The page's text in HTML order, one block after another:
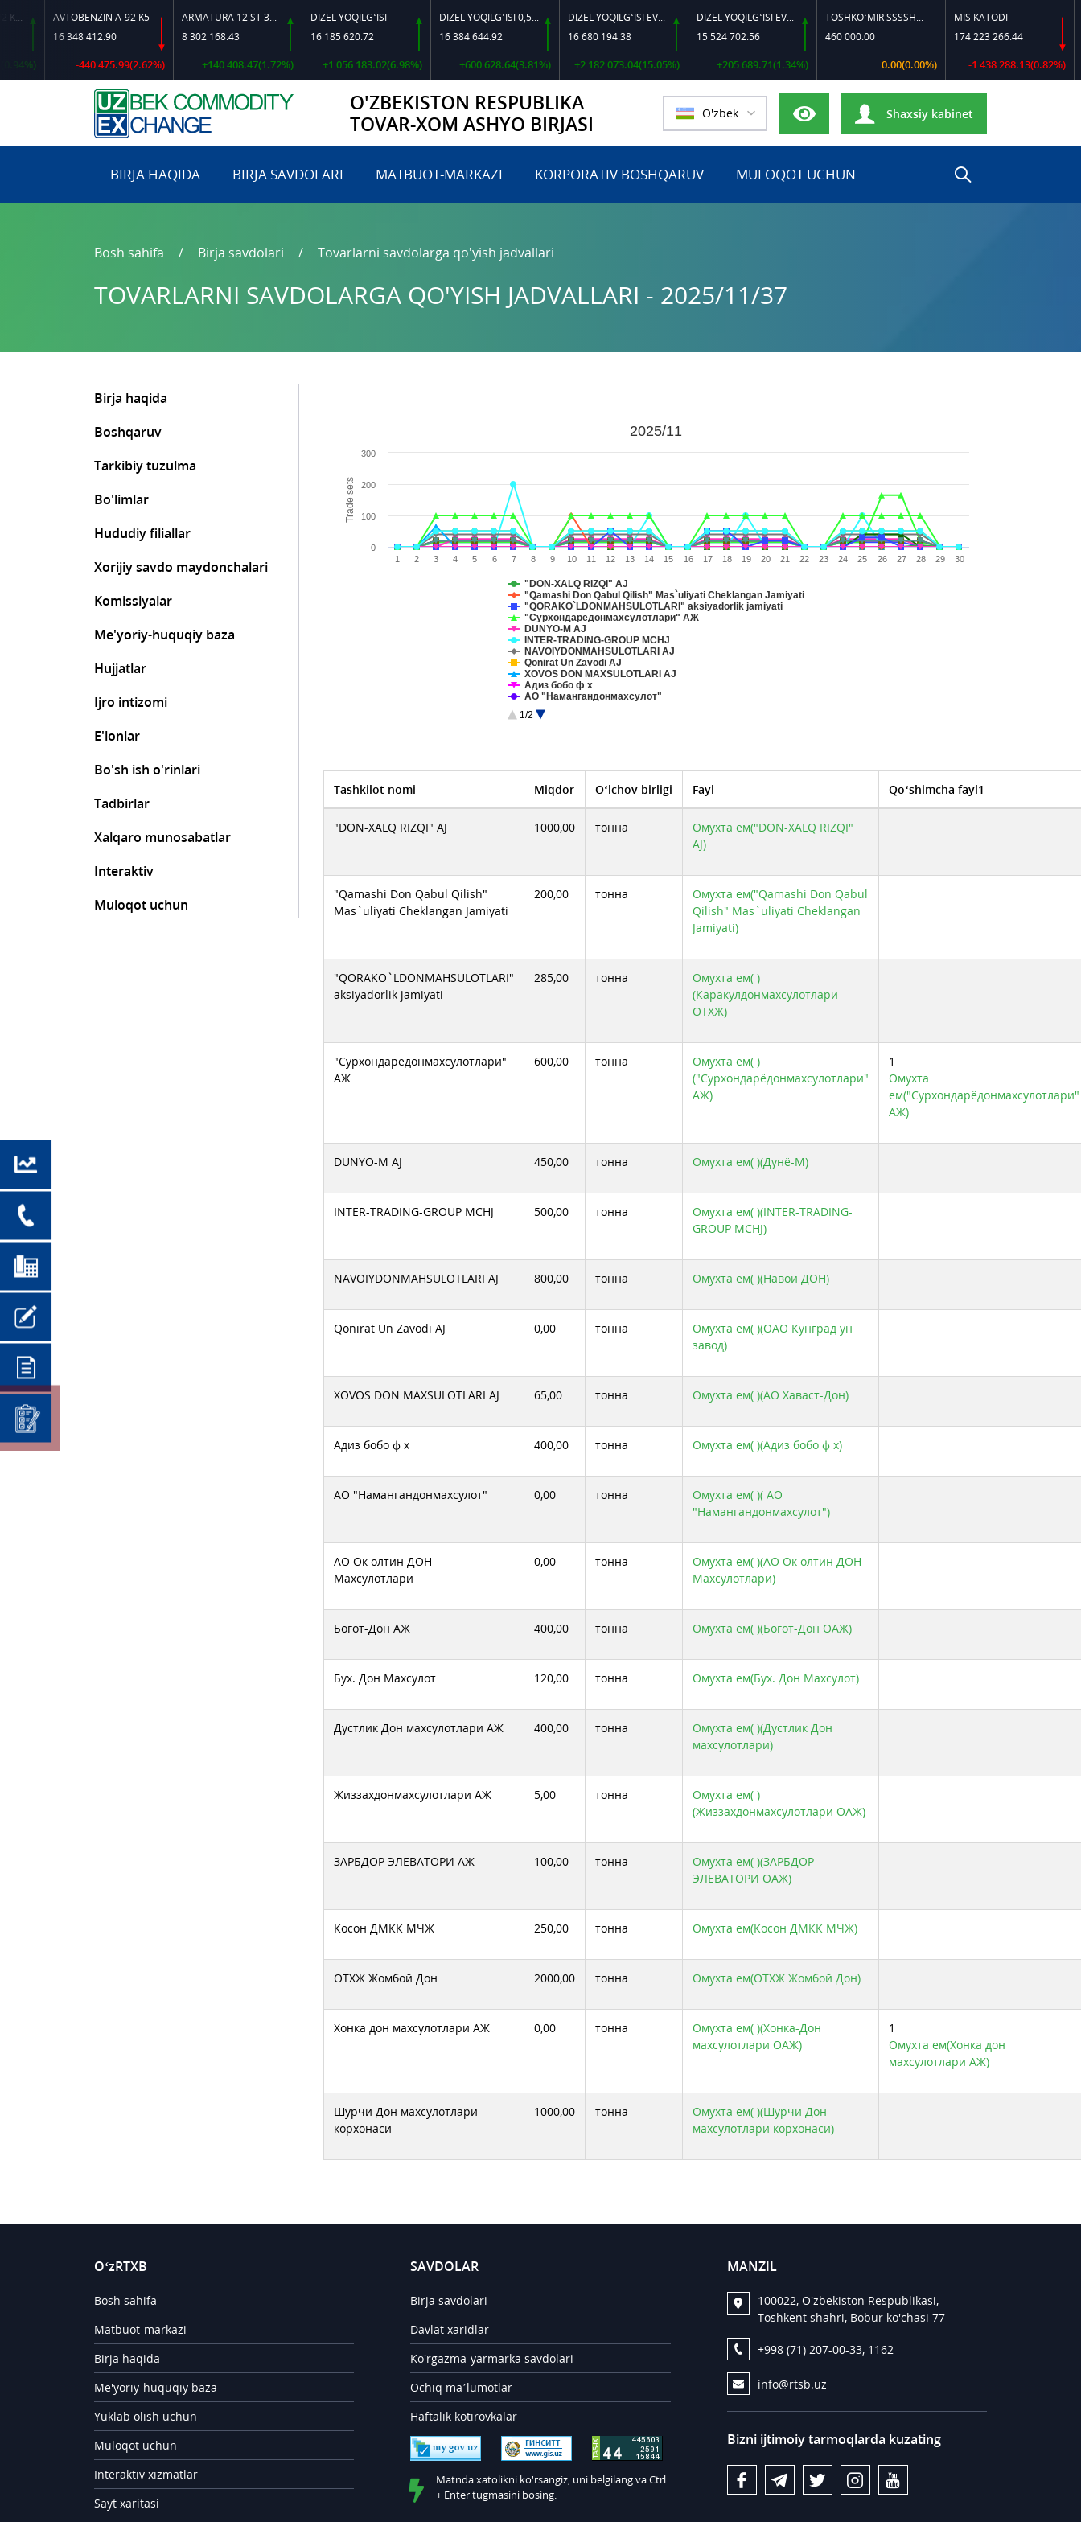
AVTOBENZIN A-92 K5
16 348 412.90
-440 475.99(2.62%)
ARMATURA 12 ST 35 GS O‘LCHAMLI
8 302 168.43
+140 408.47(1.72%)
DIZEL YOQILG‘ISI
16 185 620.72
+1 056 183.02(6.98%)
DIZEL YOQILG‘ISI 0,5-40
16 384 644.92
+600 628.64(3.81%)
DIZEL YOQILG‘ISI EVRO L-K-4
16 680 194.38
+2 182 073.04(15.05%)
DIZEL YOQILG‘ISI EVRO-L II K-4 SSDF
15 524 702.56
+205 689.71(1.34%)
TOSHKO‘MIR SSSSH-13
460 000.00
0.00(0.00%)
MIS KATODI
174 223 266.44
-1 438 288.13(0.82%)
O'ZBEKISTON RESPUBLIKA
TOVAR-XOM ASHYO BIRJASI
O'zbek Shaxsiy kabinet
BIRJA HAQIDA BIRJA SAVDOLARI MATBUOT-MARKAZI KORPORATIV BOSHQARUV MULOQOT UCHUN
Bosh sahifa Birja savdolari Tovarlarni savdolarga qo'yish jadvallari
TOVARLARNI SAVDOLARGA QO'YISH JADVALLARI - 2025/11/37
Birja haqida
Boshqaruv
Tarkibiy tuzulma
Bo'limlar
Hududiy filiallar
Xorijiy savdo maydonchalari
Komissiyalar
Me'yoriy-huquqiy baza
Hujjatlar
Ijro intizomi
E'lonlar
Bo'sh ish o'rinlari
Tadbirlar
Xalqaro munosabatlar
Interaktiv
Muloqot uchun
Trade sets
2025/11
"DON-XALQ RIZQI" AJ
"Qamashi Don Qabul Qilish" Mas`uliyati Cheklangan Jamiyati
"QORAKO`LDONMAHSULOTLARI" aksiyadorlik jamiyati
"Сурхондарёдонмахсулотлари" АЖ
DUNYO-M AJ
INTER-TRADING-GROUP MCHJ
NAVOIYDONMAHSULOTLARI AJ
Qonirat Un Zavodi AJ
XOVOS DON MAXSULOTLARI AJ
Адиз бобо ф х
АО "Намангандонмахсулот"
АО Ок олтин ДОН Махсулотлари
Богот-Дон АЖ
ОТХЖ Жомбой Дон
Хонка дон махсулотлари АЖ
Шурчи Дон махсулотлари корхонаси
1/2
1 2 3 4 5 6 7 8 9 10 11 12 13 14 15 16 17 18 19 20 21 22 23 24 25 26 27 28 29 30
0
100
200
300
Tashkilot nomi Miqdor O‘lchov birligi Fayl Qo‘shimcha fayl1
"DON-XALQ RIZQI" AJ 1000,00 тонна
Омухта ем("DON-XALQ RIZQI"
AJ)
"Qamashi Don Qabul Qilish"
Mas`uliyati Cheklangan Jamiyati
200,00 тонна
Омухта ем("Qamashi Don Qabul
Qilish" Mas`uliyati Cheklangan
Jamiyati)
"QORAKO`LDONMAHSULOTLARI"
aksiyadorlik jamiyati
285,00 тонна
Омухта ем( )
(Каракулдонмахсулотлари
OTXЖ)
"Сурхондарёдонмахсулотлари"
АЖ
600,00 тонна
Омухта ем( )
("Сурхондарёдонмахсулотлари"
АЖ)
1
Омухта
ем("Сурхондарёдонмахсулотлари"
АЖ)
DUNYO-M AJ 450,00 тонна Омухта ем( )(Дунё-М)
INTER-TRADING-GROUP MCHJ 500,00 тонна
Омухта ем( )(INTER-TRADING-
GROUP MCHJ)
NAVOIYDONMAHSULOTLARI AJ 800,00 тонна Омухта ем( )(Навои ДОН)
Qonirat Un Zavodi AJ 0,00 тонна
Омухта ем( )(ОАО Кунград ун
завод)
XOVOS DON MAXSULOTLARI AJ 65,00 тонна Омухта ем( )(АО Хаваст-Дон)
Адиз бобо ф х 400,00 тонна Омухта ем( )(Адиз бобо ф х)
АО "Намангандонмахсулот" 0,00 тонна
Омухта ем( )( АО
"Намангандонмахсулот")
АО Ок олтин ДОН
Махсулотлари
0,00 тонна
Омухта ем( )(АО Ок олтин ДОН
Махсулотлари)
Богот-Дон АЖ 400,00 тонна Омухта ем( )(Богот-Дон ОАЖ)
Бух. Дон Махсулот 120,00 тонна Омухта ем(Бух. Дон Махсулот)
Дустлик Дон махсулотлари АЖ 400,00 тонна
Омухта ем( )(Дустлик Дон
махсулотлари)
Жиззахдонмахсулотлари АЖ 5,00 тонна
Омухта ем( )
(Жиззахдонмахсулотлари ОАЖ)
ЗАРБДОР ЭЛЕВАТОРИ АЖ 100,00 тонна
Омухта ем( )(ЗАРБДОР
ЭЛЕВАТОРИ ОАЖ)
Косон ДМКК МЧЖ 250,00 тонна Омухта ем(Косон ДМКК МЧЖ)
ОТХЖ Жомбой Дон 2000,00 тонна Омухта ем(ОТХЖ Жомбой Дон)
Хонка дон махсулотлари АЖ 0,00 тонна
Омухта ем( )(Хонка-Дон
махсулотлари ОАЖ)
1
Омухта ем(Хонка дон
махсулотлари АЖ)
Шурчи Дон махсулотлари
корхонаси
1000,00 тонна
Омухта ем( )(Шурчи Дон
махсулотлари корхонаси)
O‘zRTXB
Bosh sahifa
Matbuot-markazi
Birja haqida
Me'yoriy-huquqiy baza
Yuklab olish uchun
Muloqot uchun
Interaktiv xizmatlar
Sayt xaritasi
SAVDOLAR
Birja savdolari
Davlat xaridlar
Ko'rgazma-yarmarka savdolari
Ochiq ma’lumotlar
Haftalik kotirovkalar
Matnda xatolikni ko'rsangiz, uni belgilang va Ctrl
+ Enter tugmasini bosing.
MANZIL
100022, O'zbekiston Respublikasi,
Toshkent shahri, Bobur ko'chasi 77
+998 (71) 207-00-33, 1162
info@rtsb.uz
Bizni ijtimoiy tarmoqlarda kuzating